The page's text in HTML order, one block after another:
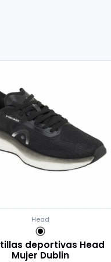
Head
deportivas Head
Mujer Dublin